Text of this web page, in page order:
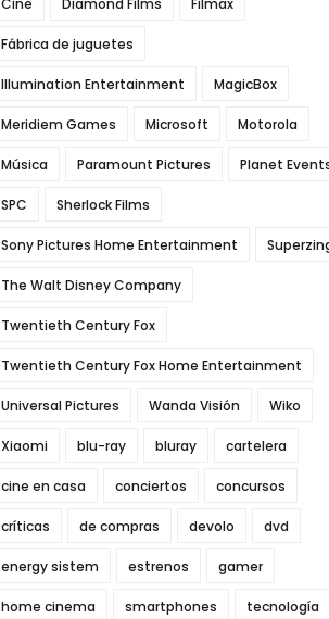
Cine Diamond Films Filmax
Fábrica de juguetes
Illumination Entertainment MagicBox
Meridiem Games Microsoft Motorola
Música Paramount Pictures Planet
SPC Sherlock Films
Sony Pictures Home Entertainment
The Walt Disney Company
Twentieth Century Fox
Twentieth Century Fox Home Entertainment
Universal Pictures Wanda Visión Wiko
Xiaomi blu-ray bluray cartelera
cine en casa conciertos concursos
críticas de compras devolo dvd
energy sistem estrenos gamer
home cinema smartphones tecnología